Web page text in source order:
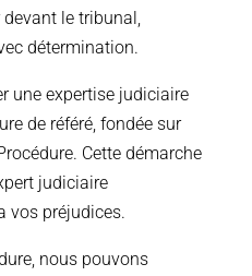
le tribunal,
détermination.
une expertise judiciaire
de référé, fondée sur
Cette démarche
judiciaire
vos préjudices.
nous pouvons